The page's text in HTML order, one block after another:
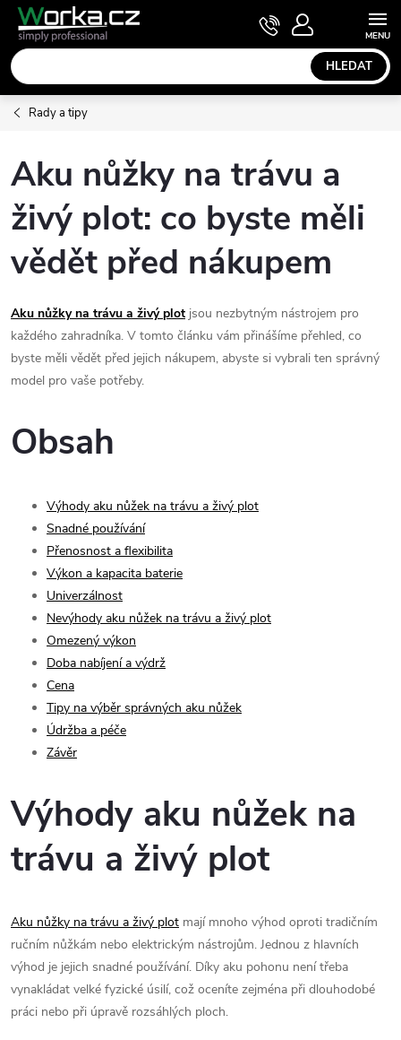
Přejít
obsah
HLEDAT
NÁKUPNÍ
KOŠÍK
Rady a tipy
Aku nůžky na trávu a
živý plot: co byste měli
vědět před nákupem
Aku nůžky na trávu a živý plot jsou nezbytným nástrojem pro
každého zahradníka. V tomto článku vám přinášíme přehled, co
byste měli vědět před jejich nákupem, abyste si vybrali ten správný
model pro vaše potřeby.
Obsah
Výhody aku nůžek na trávu a živý plot
Snadné používání
Přenosnost a flexibilita
Výkon a kapacita baterie
Univerzálnost
Nevýhody aku nůžek na trávu a živý plot
Omezený výkon
Doba nabíjení a výdrž
Cena
Tipy na výběr správných aku nůžek
Údržba a péče
Závěr
Výhody aku nůžek na
trávu a živý plot
Aku nůžky na trávu a živý plot mají mnoho výhod oproti tradičním
ručním nůžkám nebo elektrickým nástrojům. Jednou z hlavních
výhod je jejich snadné používání. Díky aku pohonu není třeba
vynakládat velké fyzické úsilí, což oceníte zejména při dlouhodobé
práci nebo při úpravě rozsáhlých ploch.